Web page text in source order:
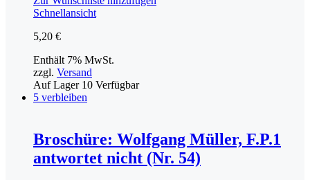
Schnellansicht
5,20 €
Enthält 7% MwSt.
zzgl. Versand
Auf Lager10 Verfügbar
5 verbleiben
Broschüre: Wolfgang Müller, F.P.1
antwortet nicht (Nr. 54)